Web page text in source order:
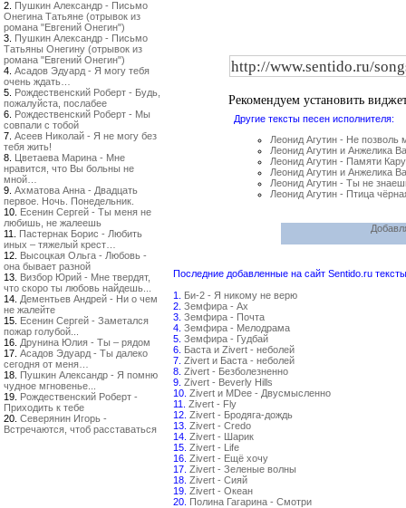
2. Пушкин Александр - Письмо
Онегина Татьяне (отрывок из
романа "Евгений Онегин")
3. Пушкин Александр - Письмо
Татьяны Онегину (отрывок из
романа "Евгений Онегин")
4. Асадов Эдуард - Я могу тебя
очень ждать…
5. Рождественский Роберт - Будь,
пожалуйста, послабее
6. Рождественский Роберт - Мы
совпали с тобой
7. Асеев Николай - Я не могу без
тебя жить!
8. Цветаева Марина - Мне
нравится, что Вы больны не
мной…
9. Ахматова Анна - Двадцать
первое. Ночь. Понедельник.
10. Есенин Сергей - Ты меня не
любишь, не жалеешь
11. Пастернак Борис - Любить
иных – тяжелый крест…
12. Высоцкая Ольга - Любовь -
она бывает разной
13. Визбор Юрий - Мне твердят,
что скоро ты любовь найдешь...
14. Дементьев Андрей - Ни о чем
не жалейте
15. Есенин Сергей - Заметался
пожар голубой...
16. Друнина Юлия - Ты – рядом
17. Асадов Эдуард - Ты далеко
сегодня от меня…
18. Пушкин Александр - Я помню
чудное мгновенье...
19. Рождественский Роберт -
Приходить к тебе
20. Северянин Игорь -
Встречаются, чтоб расставаться
Рекомендуем установить
Другие тексты песен исполнителя:
Леонид Агутин - Не позволь
Леонид Агутин и Анжелика
Леонид Агутин - Памяти
Леонид Агутин и Анжелика
Леонид Агутин - Ты не
Леонид Агутин - Птица
Последние добавленные на сайт Sentido.ru
1. Би-2 - Я никому не верю
2. Земфира - Ах
3. Земфира - Почта
4. Земфира - Мелодрама
5. Земфира - Гудбай
6. Баста и Zivert - неболей
7. Zivert и Баста - неболей
8. Zivert - Безболезненно
9. Zivert - Beverly Hills
10. Zivert и MDee - Двусмысленно
11. Zivert - Fly
12. Zivert - Бродяга-дождь
13. Zivert - Credo
14. Zivert - Шарик
15. Zivert - Life
16. Zivert - Ещё хочу
17. Zivert - Зеленые волны
18. Zivert - Сияй
19. Zivert - Океан
20. Полина Гагарина - Смотри